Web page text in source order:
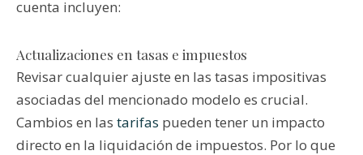
cuenta incluyen:
Actualizaciones en tasas e impuestos
Revisar cualquier ajuste en las tasas impositivas
asociadas del mencionado modelo es crucial.
Cambios en las tarifas pueden tener un impacto
directo en la liquidación de impuestos. Por lo que